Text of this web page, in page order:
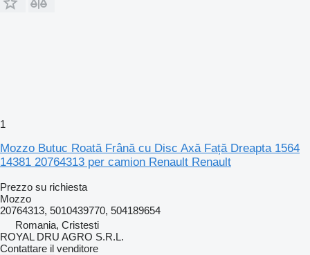
1
Mozzo Butuc Roată Frână cu Disc Axă Față Dreapta 1564
14381 20764313 per camion Renault Renault
Prezzo su richiesta
Mozzo
20764313, 5010439770, 504189654
Romania, Cristesti
ROYAL DRU AGRO S.R.L.
Contattare il venditore